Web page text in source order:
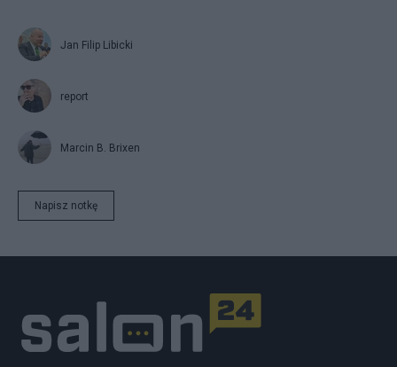
Jan Filip Libicki
report
Marcin B. Brixen
Napisz notkę